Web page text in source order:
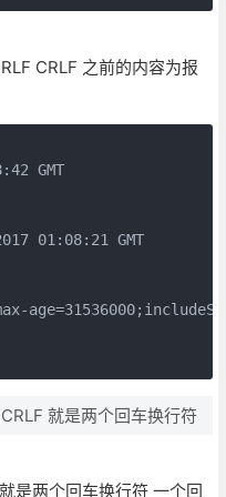
CRLF 之前的内容为报
GMT
01:08:21 GMT
就是两个回车换行符
是两个回车换行符 一个回